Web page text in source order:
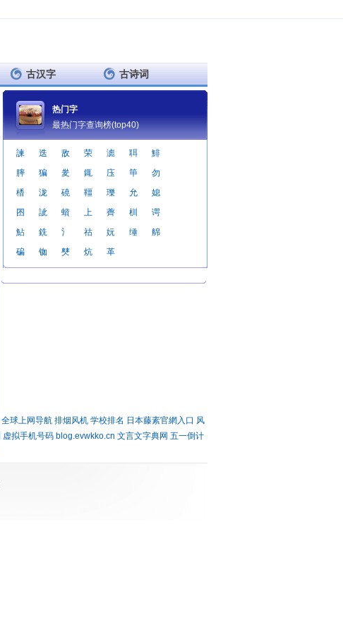
古汉字 古诗词
热门字
最热门字查询榜(top40)
諫 迭 敌 荣 滮 聑
鯡
膟
猵 夎 銸 庒 笚
勿
楿
泷 磽 韁 瓅 允
媳
囨
訿 蠀 上 薺 杊
谔
鮎
銑 氵 祜 妧 缍
艊
碥
铷 僰 炕 革
全球上网导航 排烟风机 学校排名 日本藤素官網入口 风
虚拟手机号码 blog.evwkko.cn 文言文字典网 五一倒计